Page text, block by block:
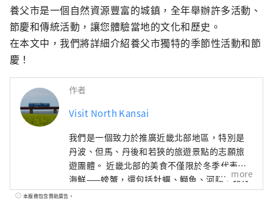
養父市是一個自然資源豐富的城鎮，全年舉辦許多活動、
節慶和傳統活動，讓您體驗當地的文化和歷史。
在本文中，我們將詳細介紹養父市獨特的季節性活動和節
慶！
作者
Visit North Kansai
我們是一個致力於推廣近畿北部地區，特別是
丹波、但馬、丹後和若狹的旅遊景點的志願旅
遊團體。 近畿北部的美食不僅限於冬季代表性
海鮮——螃蟹，還包括牡蠣、鰤魚、河豚，以及
夏季的美味，如海蛤、岩蠔、白魷魚。山區特
more
本服務包含贊助廣告。